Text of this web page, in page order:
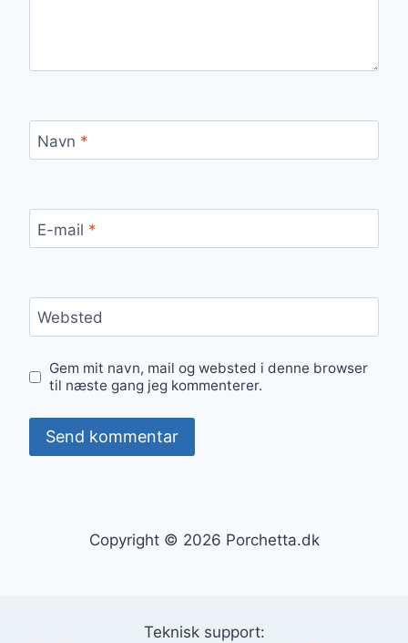
Navn *
E-mail *
Websted
Gem mit navn, mail og websted i denne browser
til næste gang jeg kommenterer.
Copyright © 2026 Porchetta.dk
Teknisk support: